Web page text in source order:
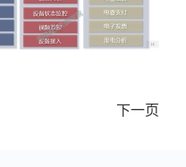
下一页